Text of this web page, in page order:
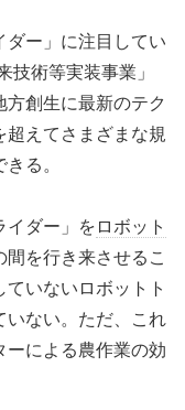
ダー」に注目してい
術等実装事業」
創生に最新のテク
超えてさまざまな規
る。
イダー」を ロボット
間を行き来させるこ
いないロボットト
いない。ただ、これ
ーによる農作業の効